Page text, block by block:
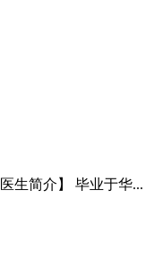
生简介】 毕业于华...